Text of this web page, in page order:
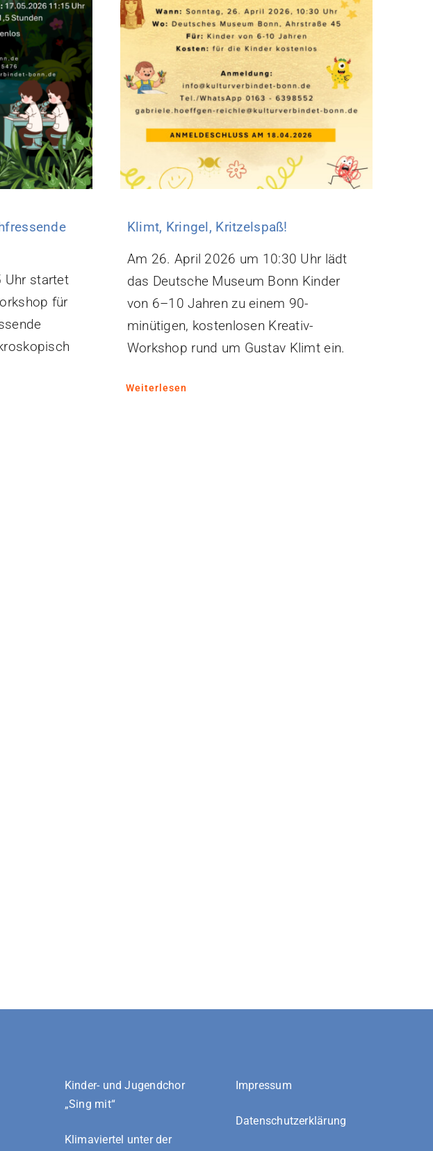
Uhr startet
für
Klimt, Kringel, Kritzelspaß!
Am 26. April 2026 um 10:30 Uhr lädt
das Deutsche Museum Bonn Kinder
von 6–10 Jahren zu einem 90-
minütigen, kostenlosen Kreativ-
Workshop rund um Gustav Klimt ein.
Weiterlesen
Kinder- und Jugendchor
„Sing mit“
Klimaviertel unter der
Impressum
Datenschutzerklärung